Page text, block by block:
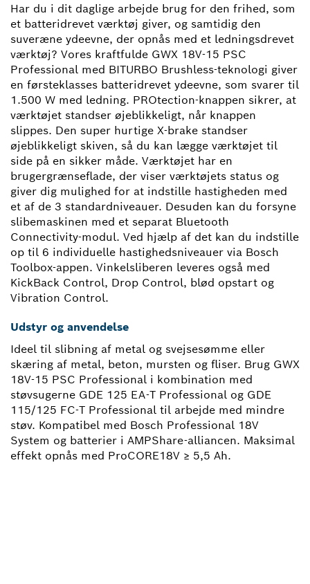
Har du i dit daglige arbejde brug for den frihed, som
et batteridrevet værktøj giver, og samtidig den
suveræne ydeevne, der opnås med et ledningsdrevet
værktøj? Vores kraftfulde GWX 18V-15 PSC
Professional med BITURBO Brushless-teknologi giver
en førsteklasses batteridrevet ydeevne, som svarer til
1.500 W med ledning. PROtection-knappen sikrer, at
værktøjet standser øjeblikkeligt, når knappen
slippes. Den super hurtige X-brake standser
øjeblikkeligt skiven, så du kan lægge værktøjet til
side på en sikker måde. Værktøjet har en
brugergrænseflade, der viser værktøjets status og
giver dig mulighed for at indstille hastigheden med
et af de 3 standardniveauer. Desuden kan du forsyne
slibemaskinen med et separat Bluetooth
Connectivity-modul. Ved hjælp af det kan du indstille
op til 6 individuelle hastighedsniveauer via Bosch
Toolbox-appen. Vinkelsliberen leveres også med
KickBack Control, Drop Control, blød opstart og
Vibration Control.
Udstyr og anvendelse
Ideel til slibning af metal og svejsesømme eller
skæring af metal, beton, mursten og fliser. Brug GWX
18V-15 PSC Professional i kombination med
støvsugerne GDE 125 EA-T Professional og GDE
115/125 FC-T Professional til arbejde med mindre
støv. Kompatibel med Bosch Professional 18V
System og batterier i AMPShare-alliancen. Maksimal
effekt opnås med ProCORE18V ≥ 5,5 Ah.